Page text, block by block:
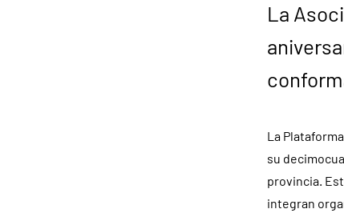
La
La
su
provincia.
integran